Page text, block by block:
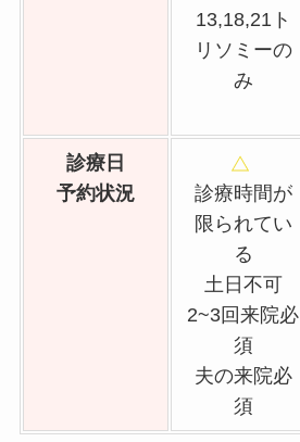
13,18,21ト
リソミーの
み
診療日
予約状況
診療時間が
限られてい
る
土日不可
2~3回来院必
須
夫の来院必
須